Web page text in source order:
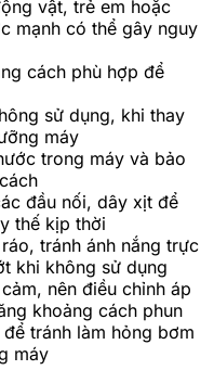
vật, trẻ em hoặc
mạnh có thể gây nguy
cách phù hợp để
sử dụng, khi thay
máy
trong máy và bảo
đầu nối, dây xịt để
thế kịp thời
tránh ánh nắng trực
khi không sử dụng
nên điều chỉnh áp
khoảng cách phun
tránh làm hỏng bơm
máy